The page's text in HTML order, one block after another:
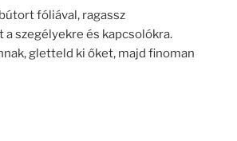
fóliával, ragassz
a szegélyekre és kapcsolókra.
gletteld ki őket, majd finoman